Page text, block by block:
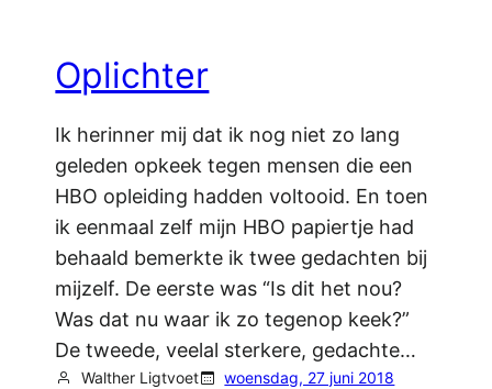
Oplichter
Ik herinner mij dat ik nog niet zo lang
geleden opkeek tegen mensen die een
HBO opleiding hadden voltooid. En toen
ik eenmaal zelf mijn HBO papiertje had
behaald bemerkte ik twee gedachten bij
mijzelf. De eerste was “Is dit het nou?
Was dat nu waar ik zo tegenop keek?”
De tweede, veelal sterkere, gedachte…
Walther Ligtvoet
woensdag, 27 juni 2018